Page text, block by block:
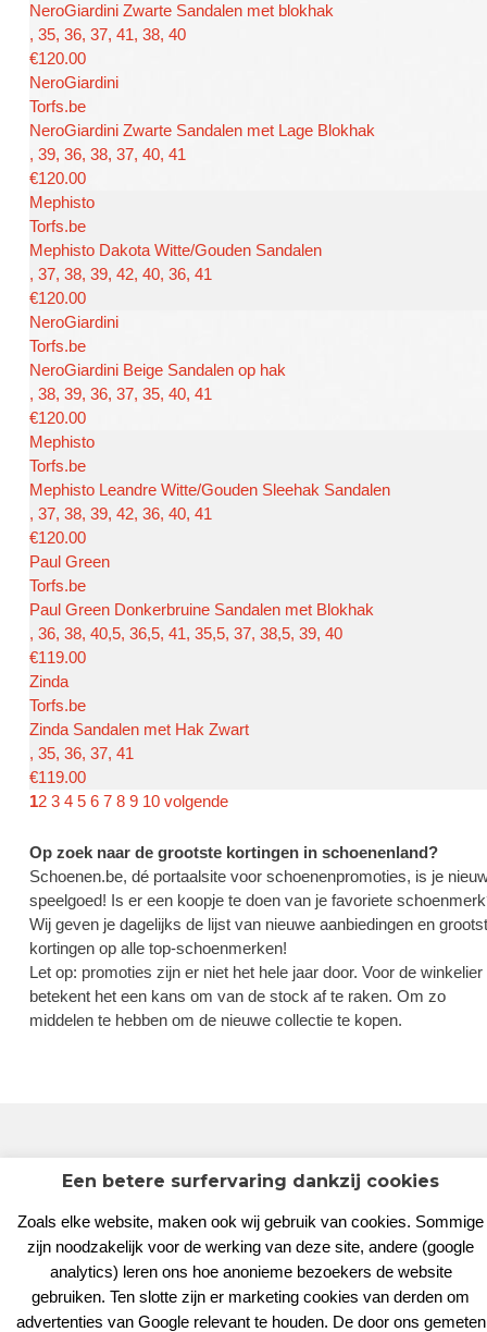
NeroGiardini Zwarte Sandalen met blokhak
, 35, 36, 37, 41, 38, 40
€120.00
NeroGiardini
Torfs.be
NeroGiardini Zwarte Sandalen met Lage Blokhak
, 39, 36, 38, 37, 40, 41
€120.00
Mephisto
Torfs.be
Mephisto Dakota Witte/Gouden Sandalen
, 37, 38, 39, 42, 40, 36, 41
€120.00
NeroGiardini
Torfs.be
NeroGiardini Beige Sandalen op hak
, 38, 39, 36, 37, 35, 40, 41
€120.00
Mephisto
Torfs.be
Mephisto Leandre Witte/Gouden Sleehak Sandalen
, 37, 38, 39, 42, 36, 40, 41
€120.00
Paul Green
Torfs.be
Paul Green Donkerbruine Sandalen met Blokhak
, 36, 38, 40,5, 36,5, 41, 35,5, 37, 38,5, 39, 40
€119.00
Zinda
Torfs.be
Zinda Sandalen met Hak Zwart
, 35, 36, 37, 41
€119.00
12 3 4 5 6 7 8 9 10 volgende
Op zoek naar de grootste kortingen in schoenenland?
Schoenen.be, dé portaalsite voor schoenenpromoties, is je
speelgoed! Is er een koopje te doen van je favoriete
Wij geven je dagelijks de lijst van nieuwe aanbiedingen en
kortingen op alle top-schoenmerken!
Let op: promoties zijn er niet het hele jaar door. Voor de winkelier
betekent het een kans om van de stock af te raken. Om zo
middelen te hebben om de nieuwe collectie te kopen.
// Design by
Dames|Heren|Kinderen|Alle Merken|Schoenwinkels
Een betere surfervaring dankzij cookies
Zoals elke website, maken ook wij gebruik van cookies. Sommige
zijn noodzakelijk voor de werking van deze site, andere (google
analytics) leren ons hoe anonieme bezoekers de website
gebruiken. Ten slotte zijn er marketing cookies van derden om
advertenties van Google relevant te houden. De door ons gemeten